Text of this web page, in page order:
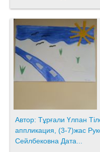
Автор: Тұрғали Үлпан
аппликация, (3-7)жас Руководитель: Бегалиева Самал
Сейлбековна Дата...